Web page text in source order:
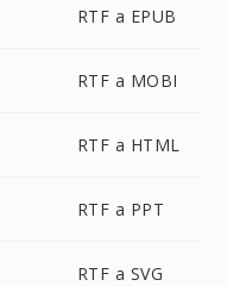
RTF a EPUB
RTF a MOBI
RTF a HTML
RTF a PPT
RTF a SVG